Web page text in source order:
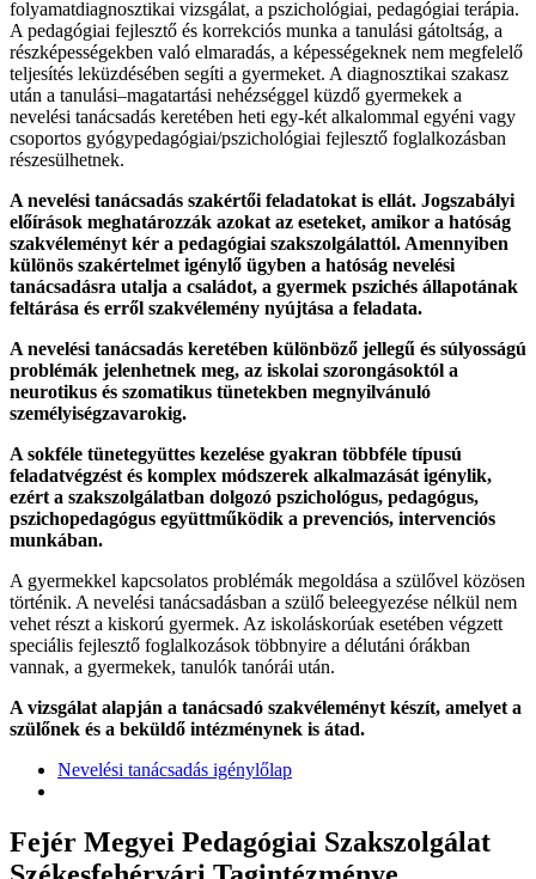
folyamatdiagnosztikai vizsgálat, a pszichológiai, pedagógiai terápia.
A pedagógiai fejlesztő és korrekciós munka a tanulási gátoltság, a
részképességekben való elmaradás, a képességeknek nem megfelelő
teljesítés leküzdésében segíti a gyermeket. A diagnosztikai szakasz
után a tanulási–magatartási nehézséggel küzdő gyermekek a
nevelési tanácsadás keretében heti egy-két alkalommal egyéni vagy
csoportos gyógypedagógiai/pszichológiai fejlesztő foglalkozásban
részesülhetnek.
A nevelési tanácsadás szakértői feladatokat is ellát. Jogszabályi
előírások meghatározzák azokat az eseteket, amikor a hatóság
szakvéleményt kér a pedagógiai szakszolgálattól. Amennyiben
különös szakértelmet igénylő ügyben a hatóság nevelési
tanácsadásra utalja a családot, a gyermek pszichés állapotának
feltárása és erről szakvélemény nyújtása a feladata.
A nevelési tanácsadás keretében különböző jellegű és súlyosságú
problémák jelenhetnek meg, az iskolai szorongásoktól a
neurotikus és szomatikus tünetekben megnyilvánuló
személyiségzavarokig.
A sokféle tünetegyüttes kezelése gyakran többféle típusú
feladatvégzést és komplex módszerek alkalmazását igénylik,
ezért a szakszolgálatban dolgozó pszichológus, pedagógus,
pszichopedagógus együttműködik a prevenciós, intervenciós
munkában.
A gyermekkel kapcsolatos problémák megoldása a szülővel közösen
történik. A nevelési tanácsadásban a szülő beleegyezése nélkül nem
vehet részt a kiskorú gyermek. Az iskoláskorúak esetében végzett
speciális fejlesztő foglalkozások többnyire a délutáni órákban
vannak, a gyermekek, tanulók tanórái után.
A vizsgálat alapján a tanácsadó szakvéleményt készít, amelyet a
szülőnek és a beküldő intézménynek is átad.
Nevelési tanácsadás igénylőlap
Fejér Megyei Pedagógiai Szakszolgálat